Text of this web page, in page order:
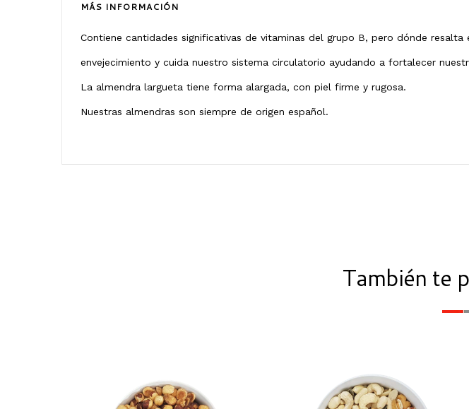
MÁS INFORMACIÓN
Contiene cantidades significativas de vitaminas del grupo B, pero dónde
envejecimiento y cuida nuestro sistema circulatorio ayudando a fortalecer
La almendra largueta tiene forma alargada, con piel firme y rugosa.
Nuestras almendras son siempre de origen español.
También te